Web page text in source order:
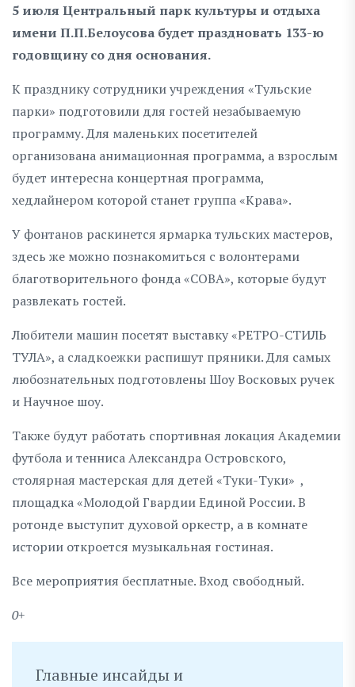
5 июля Центральный парк культуры и отдыха
имени П.П.Белоусова будет праздновать 133-ю
годовщину со дня основания.
К празднику сотрудники учреждения «Тульские
парки» подготовили для гостей незабываемую
программу. Для маленьких посетителей
организована анимационная программа, а взрослым
будет интересна концертная программа,
хедлайнером которой станет группа «Крава».
У фонтанов раскинется ярмарка тульских мастеров,
здесь же можно познакомиться с волонтерами
благотворительного фонда «СОВА», которые будут
развлекать гостей.
Любители машин посетят выставку «РЕТРО-СТИЛЬ
ТУЛА», а сладкоежки распишут пряники. Для самых
любознательных подготовлены Шоу Восковых ручек
и Научное шоу.
Также будут работать спортивная локация Академии
футбола и тенниса Александра Островского,
столярная мастерская для детей «Туки-Туки» ,
площадка «Молодой Гвардии Единой России. В
ротонде выступит духовой оркестр, а в комнате
истории откроется музыкальная гостиная.
Все мероприятия бесплатные. Вход свободный.
0+
Главные инсайды и